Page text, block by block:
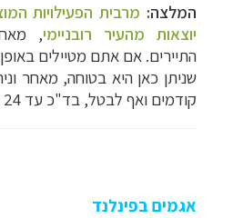
המלצה: מרבית הפעילויות
יוצאות מהעיר רובניימי,
התיירים. אם אתם מטיילים
שניתן כאן היא בטוחה, מאחר
קודמים ואף לבטל, בד"כ עד 24 שעות מראש.
אגמים בפינלנד